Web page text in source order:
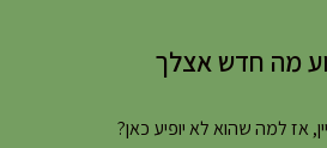
מה חדש אצלך
אז למה שהוא לא יופיע כאן?